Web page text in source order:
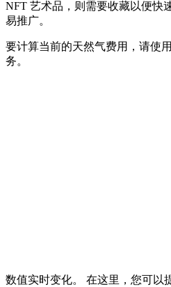
NFT 艺术品，则需要收藏以便快
易推广。
要计算当前的天然气费用，请使用
务。
数值实时变化。 在这里，您可以